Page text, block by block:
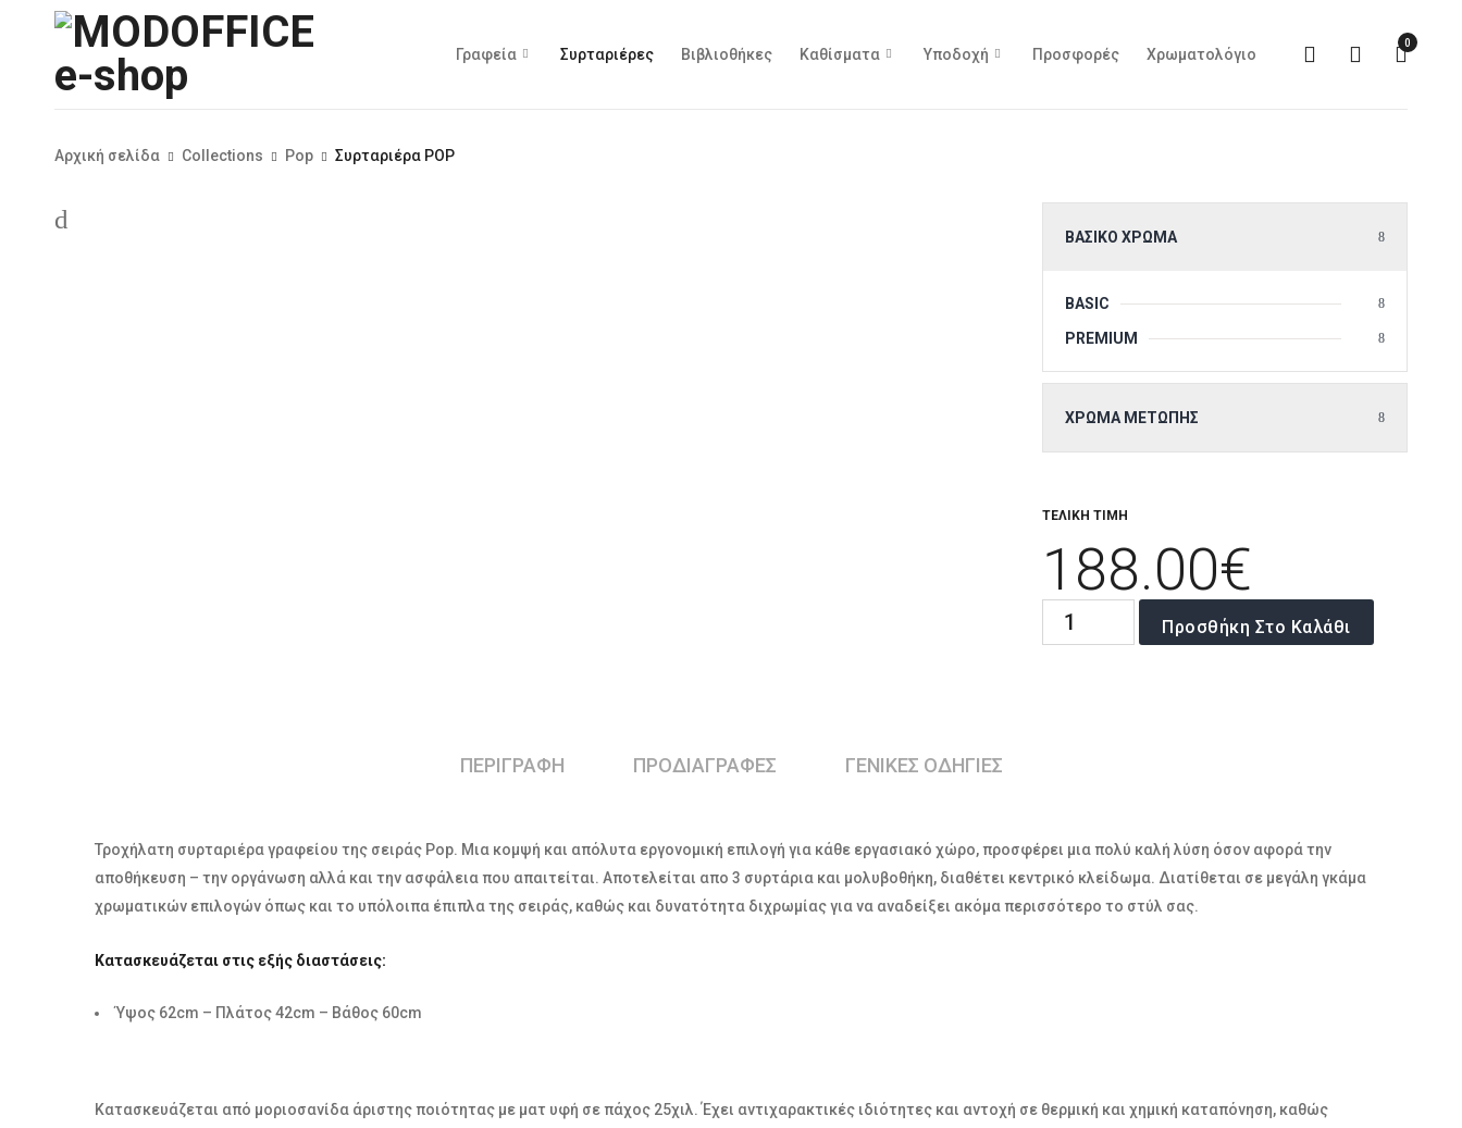
Γραφεία Συρταριέρες Βιβλιοθήκες Καθίσματα Υποδοχή Προσφορές Χρωματολόγιο
0
Αρχική σελίδα Collections Pop Συρταριέρα POP
ΒΑΣΙΚΌ ΧΡΏΜΑ
BASIC
PREMIUM
ΧΡΏΜΑ ΜΕΤΏΠΗΣ
ΤΕΛΙΚΗ ΤΙΜΗ
188.00€
POP
ποσότητα
Προσθήκη Στο Καλάθι
ΠΕΡΙΓΡΑΦΉ ΠΡΟΔΙΑΓΡΑΦΕΣ ΓΕΝΙΚΕΣ ΟΔΗΓΙΕΣ
Τροχήλατη συρταριέρα γραφείου της σειράς Pop. Μια κομψή και απόλυτα εργονομική επιλογή για κάθε εργασιακό χώρο, προσφέρει μια πολύ καλή λύση όσον αφορά την
αποθήκευση – την οργάνωση αλλά και την ασφάλεια που απαιτείται. Αποτελείται απο 3 συρτάρια και μολυβοθήκη, διαθέτει κεντρικό κλείδωμα. Διατίθεται σε μεγάλη γκάμα
χρωματικών επιλογών όπως και το υπόλοιπα έπιπλα της σειράς, καθώς και δυνατότητα διχρωμίας για να αναδείξει ακόμα περισσότερο το στύλ σας.
Κατασκευάζεται στις εξής διαστάσεις:
Ύψος 62cm – Πλάτος 42cm – Βάθος 60cm
Κατασκευάζεται από μοριοσανίδα άριστης ποιότητας με ματ υφή σε πάχος 25χιλ. Έχει αντιχαρακτικές ιδιότητες και αντοχή σε θερμική και χημική καταπόνηση, καθώς